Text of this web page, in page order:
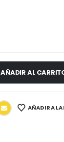
AÑADIR AL
AÑADIR A LA